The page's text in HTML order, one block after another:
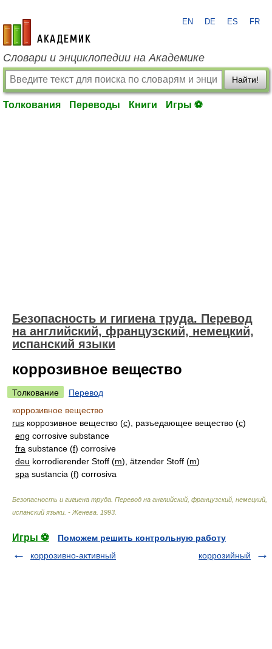
academic.ru
EN DE ES FR
Словари и энциклопедии на Академике
Найти!
Толкования Переводы Книги Игры ⚽
Безопасность и гигиена труда. Перевод
на английский, французский, немецкий,
испанский языки
коррозивное вещество
Толкование
Перевод
коррозивное вещество
rus коррозивное вещество (с), разъедающее вещество (с)
eng corrosive substance
fra substance (f) corrosive
deu korrodierender Stoff (m), ätzender Stoff (m)
spa sustancia (f) corrosiva
Безопасность и гигиена труда. Перевод на английский, французский, немецкий,
испанский языки. - Женева 1993
Игры ⚽
Поможем решить контрольную работу
коррозивно-активный
коррозийный